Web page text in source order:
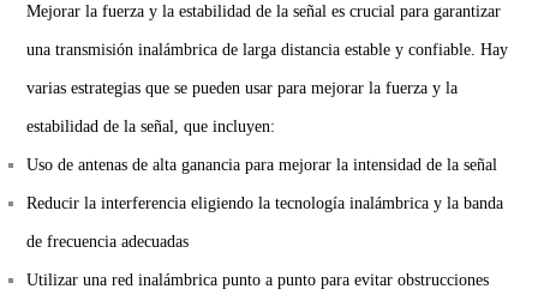
Mejorar la fuerza y la estabilidad de la señal es crucial para garantizar
una transmisión inalámbrica de larga distancia estable y confiable. Hay
varias estrategias que se pueden usar para mejorar la fuerza y la
estabilidad de la señal, que incluyen:
Uso de antenas de alta ganancia para mejorar la intensidad de la señal
Reducir la interferencia eligiendo la tecnología inalámbrica y la banda
de frecuencia adecuadas
Utilizar una red inalámbrica punto a punto para evitar obstrucciones